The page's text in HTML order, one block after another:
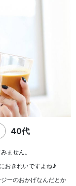
40代
ません。
おきれいですよね♪
ーのおかげなんだとか